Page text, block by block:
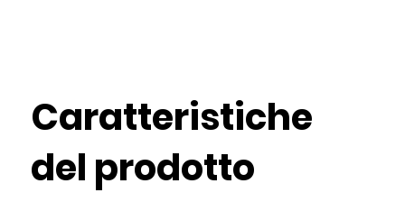
Caratteristiche
del prodotto